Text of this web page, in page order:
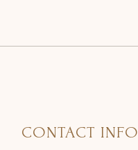
CONTACT INFO